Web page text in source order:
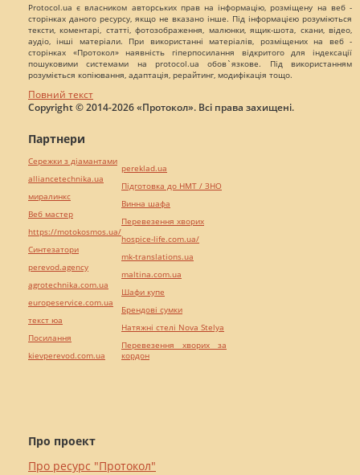
Protocol.ua є власником авторських прав на інформацію, розміщену на веб -
сторінках даного ресурсу, якщо не вказано інше. Під інформацією розуміються
тексти, коментарі, статті, фотозображення, малюнки, ящик-шота, скани, відео,
аудіо, інші матеріали. При використанні матеріалів, розміщених на веб -
сторінках «Протокол» наявність гіперпосилання відкритого для індексації
пошуковими системами на protocol.ua обов`язкове. Під використанням
розуміється копіювання, адаптація, рерайтинг, модифікація тощо.
Повний текст
Copyright © 2014-2026 «Протокол». Всі права захищені.
Про проект
Про ресурс "Протокол"
Партнери
Сережки з діамантами
alliancetechnika.ua
миралинкс
Веб мастер
https://motokosmos.ua/
Синтезатори
perevod.agency
agrotechnika.com.ua
europeservice.com.ua
текст юа
Посилання
kievperevod.com.ua
pereklad.ua
Підготовка до НМТ / ЗНО
Винна шафа
Перевезення хворих
hospice-life.com.ua/
mk-translations.ua
maltina.com.ua
Шафи купе
Брендові сумки
Натяжні стелі Nova Stelya
Перевезення хворих за
кордон